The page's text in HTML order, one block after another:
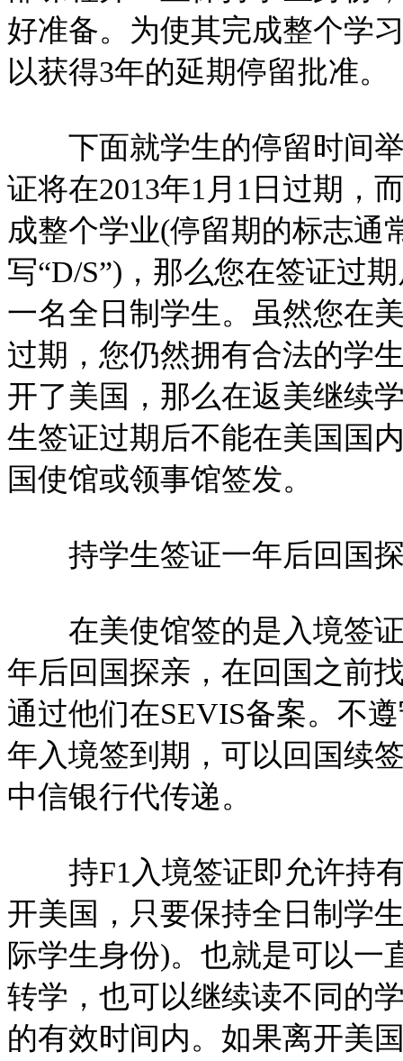
好准备。为使其完成整个学
以获得3年的延期停留批准。
下面就学生的停留时间举
证将在2013年1月1日过期，
成整个学业(停留期的标志通
写“D/S”)，那么您在签证过
一名全日制学生。虽然您在
过期，您仍然拥有合法的学
开了美国，那么在返美继续
生签证过期后不能在美国国
国使馆或领事馆签发。
持学生签证一年后回国探
在美使馆签的是入境签证
年后回国探亲，在回国之前
通过他们在SEVIS备案。不
年入境签到期，可以回国续
中信银行代传递。
持F1入境签证即允许持有
开美国，只要保持全日制学
际学生身份)。也就是可以一
转学，也可以继续读不同的
的有效时间内。如果离开美